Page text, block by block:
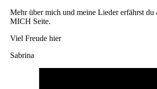
Mehr über mich und meine Lieder erfährst du
MICH Seite.
Viel Freude hier
Sabrina